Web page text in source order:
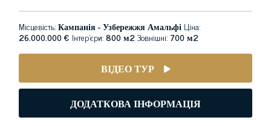
Місцевість:Кампанія - Узбережжя Амальфі Ціна:
26.000.000 € Інтер'єри:800 м2Зовнішні: 700 м2
ВІДЕО ТУР
ДОДАТКОВА ІНФОРМАЦІЯ